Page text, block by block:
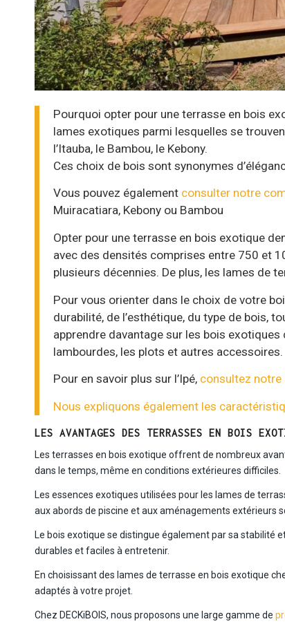
Pourquoi opter pour une terrasse en bois
lames exotiques parmi lesquelles se
l’Itauba, le Bambou, le Kebony.
Ces choix de bois sont synonymes
Vous pouvez également consulter notre
Muiracatiara, Kebony ou Bambou
Opter pour une terrasse en bois exotique
avec des densités comprises entre 750 et
plusieurs décennies. De plus, les lames de
Pour vous orienter dans le choix de votre
durabilité, de l’esthétique, du type de bois,
apprendre davantage sur les bois
lambourdes, les plots et autres accessoires.
Pour en savoir plus sur l’Ipé, consultez notre
Nous expliquons également les
LES AVANTAGES DES TERRASSES EN BOIS
Les terrasses en bois exotique offrent de nombreux
dans le temps, même en conditions extérieures difficiles.
Les essences exotiques utilisées pour les lames de
aux abords de piscine et aux aménagements extérieurs
Le bois exotique se distingue également par sa stabilité
durables et faciles à entretenir.
En choisissant des lames de terrasse en bois exotique
adaptés à votre projet.
Chez DECKiBOIS, nous proposons une large gamme de